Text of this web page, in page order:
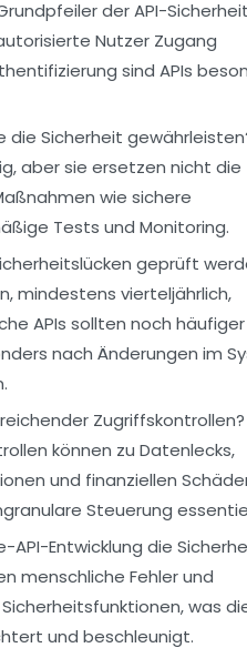
der API-
Nutzer Zugang
sind APIs
die Sicherheit
aber sie ersetzen nicht die
wie sichere
Tests und Monitoring.
geprüft
mindestens vierteljährlich,
APIs sollten noch häufiger
nach Änderungen im
Zugriffskontrollen?
können zu Datenlecks,
und finanziellen
Steuerung
Entwicklung die
menschliche Fehler und
was
und beschleunigt.